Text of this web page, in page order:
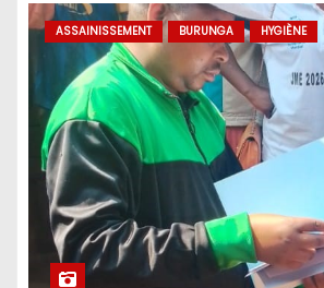
ASSAINISSEMENT BURUNGA HYGIÈNE